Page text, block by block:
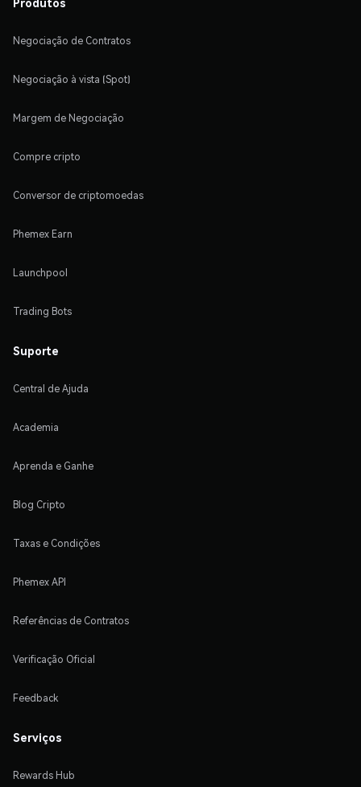
Negociação de Contratos
Negociação à vista (Spot)
Margem de Negociação
Compre cripto
Conversor de criptomoedas
Phemex Earn
Launchpool
Trading Bots
Suporte
Central de Ajuda
Academia
Aprenda e Ganhe
Blog Cripto
Taxas e Condições
Phemex API
Referências de Contratos
Verificação Oficial
Feedback
Serviços
Rewards Hub